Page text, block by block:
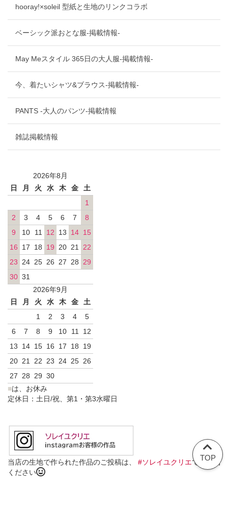
hooray!×soleil 型紙と生地のリンクコラボ
ベーシック派おとな服-掲載情報-
May Meスタイル 365日の大人服-掲載情報-
今、着たいシャツ&ブラウス-掲載情報-
PANTS -大人のパンツ-掲載情報
雑誌掲載情報
2026年8月
日
月 火 水 木 金
土
1
2
3 4 5 6 7
8
9
10 11 12 13 14 15
16
17 18 19 20 21
22
23
24 25 26 27 28
29
30 31
2026年9月
日
月 火 水 木 金
土
1
2 3 4
5
6
7 8 9 10 11
12
13
14 15 16 17 18
19
20 21 22 23 24 25 26
27
28 29 30
■は、お休み
定休日：土日/祝、第1・第3水曜日
当店の生地で作られた作品のご投稿は、 #ソレイユクリエでご投稿
ください
TOP